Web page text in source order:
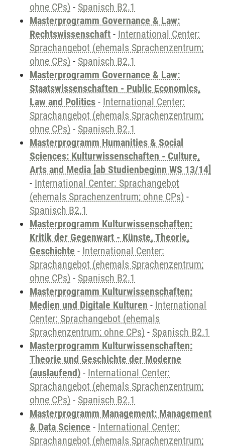
ohne CPs) - Spanisch B2.1
Masterprogramm Governance & Law:
Rechtswissenschaft - International Center:
Sprachangebot (ehemals Sprachenzentrum;
ohne CPs) - Spanisch B2.1
Masterprogramm Governance & Law:
Staatswissenschaften - Public Economics,
Law and Politics - International Center:
Sprachangebot (ehemals Sprachenzentrum;
ohne CPs) - Spanisch B2.1
Masterprogramm Humanities & Social
Sciences: Kulturwissenschaften - Culture,
Arts and Media [ab Studienbeginn WS 13/14]
- International Center: Sprachangebot
(ehemals Sprachenzentrum; ohne CPs) -
Spanisch B2.1
Masterprogramm Kulturwissenschaften:
Kritik der Gegenwart - Künste, Theorie,
Geschichte - International Center:
Sprachangebot (ehemals Sprachenzentrum;
ohne CPs) - Spanisch B2.1
Masterprogramm Kulturwissenschaften:
Medien und Digitale Kulturen - International
Center: Sprachangebot (ehemals
Sprachenzentrum; ohne CPs) - Spanisch B2.1
Masterprogramm Kulturwissenschaften:
Theorie und Geschichte der Moderne
(auslaufend) - International Center:
Sprachangebot (ehemals Sprachenzentrum;
ohne CPs) - Spanisch B2.1
Masterprogramm Management: Management
& Data Science - International Center:
Sprachangebot (ehemals Sprachenzentrum;